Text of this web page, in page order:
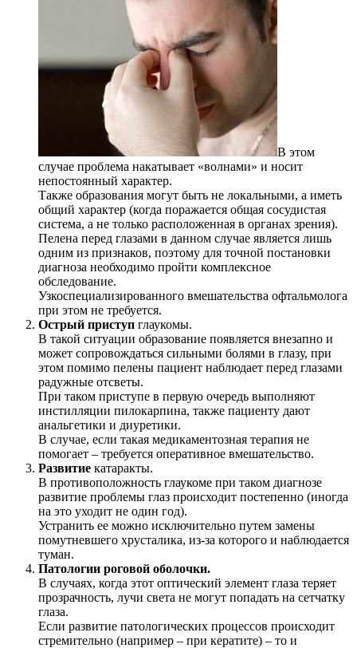
В этом
случае проблема накатывает «волнами» и носит
непостоянный характер.
Также образования могут быть не локальными, а иметь
общий характер (когда поражается общая сосудистая
система, а не только расположенная в органах зрения).
Пелена перед глазами в данном случае является лишь
одним из признаков, поэтому для точной постановки
диагноза необходимо пройти комплексное
обследование.
Узкоспециализированного вмешательства офтальмолога
при этом не требуется.
Острый приступ глаукомы.
В такой ситуации образование появляется внезапно и
может сопровождаться сильными болями в глазу, при
этом помимо пелены пациент наблюдает перед глазами
радужные отсветы.
При таком приступе в первую очередь выполняют
инстилляции пилокарпина, также пациенту дают
анальгетики и диуретики.
В случае, если такая медикаментозная терапия не
помогает – требуется оперативное вмешательство.
Развитие катаракты.
В противоположность глаукоме при таком диагнозе
развитие проблемы глаз происходит постепенно (иногда
на это уходит не один год).
Устранить ее можно исключительно путем замены
помутневшего хрусталика, из-за которого и наблюдается
туман.
Патологии роговой оболочки.
В случаях, когда этот оптический элемент глаза теряет
прозрачность, лучи света не могут попадать на сетчатку
глаза.
Если развитие патологических процессов происходит
стремительно (например – при кератите) – то и